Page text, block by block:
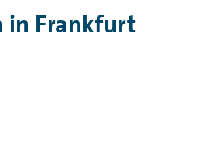
in Frankfurt